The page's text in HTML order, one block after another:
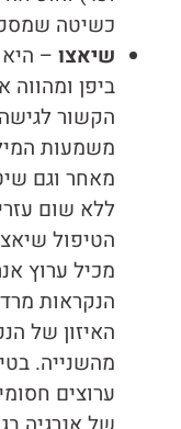
כשיטה
שיאצו –
ביפן ומהווה
הקשור
משמעות
מאחר וגם
ללא שום
הטיפול
מכיל ערוץ
הנקראות
האיזון של
מהשנייה.
ערוצים